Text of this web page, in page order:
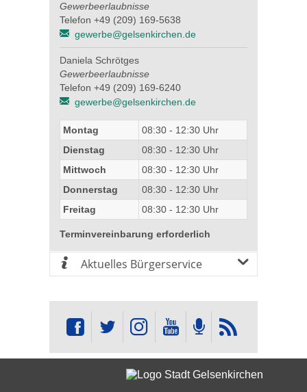
Gewerbeerlaubnisse
Telefon +49 (209) 169-5638
gewerbe@gelsenkirchen.de
Daniela Schrötges
Gewerbeerlaubnisse
Telefon +49 (209) 169-6240
gewerbe@gelsenkirchen.de
Montag
08:30 - 12:30 Uhr
Dienstag
08:30 - 12:30 Uhr
Mittwoch
08:30 - 12:30 Uhr
Donnerstag
08:30 - 12:30 Uhr
Freitag
08:30 - 12:30 Uhr
Terminvereinbarung erforderlich
Aktuelles Bürgerservice